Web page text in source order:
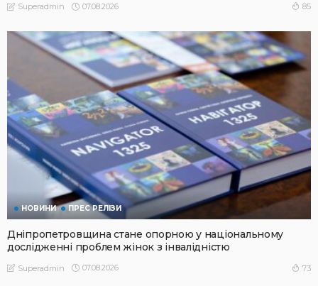
Superadmin 07.08.2026 85
НОВИНИ ПРЕС РЕЛІЗИ
Дніпропетровщина стане опорною у національному
дослідженні проблем жінок з інвалідністю
Superadmin 07.08.2026 73